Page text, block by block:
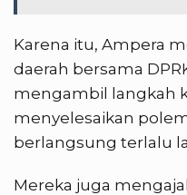
Karena itu, Ampera
daerah bersama
mengambil langkah
menyelesaikan
berlangsung terlalu
Mereka juga